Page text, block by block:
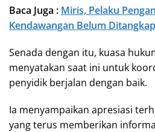
Baca Juga : Miris, Pelaku
Kendawangan Belum
Senada dengan itu, kuasa
menyatakan saat ini untuk
penyidik berjalan dengan baik.
Ia menyampaikan apresiasi
yang terus memberikan